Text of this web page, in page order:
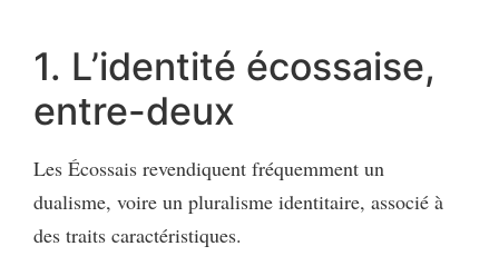
1. L’identité écossaise,
entre-deux
Les Écossais revendiquent fréquemment un
dualisme, voire un pluralisme identitaire, associé à
des traits caractéristiques.